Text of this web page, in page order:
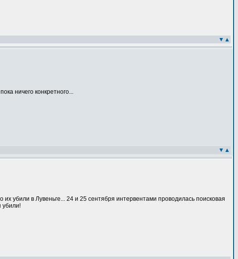
▼ ▲
ничего конкретного...
▼ ▲
убили в Лувеньге... 24 и 25 сентября интервентами проводилась поисковая
убили!